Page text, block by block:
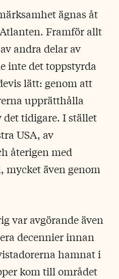
ägnas åt
Framför allt
andra delar av
inte det toppstyrda
lätt: genom att
upprätthålla
det tidigare. I stället
USA, av
återigen med
även genom
var avgörande även
decennier innan
hamnat i
kom till området